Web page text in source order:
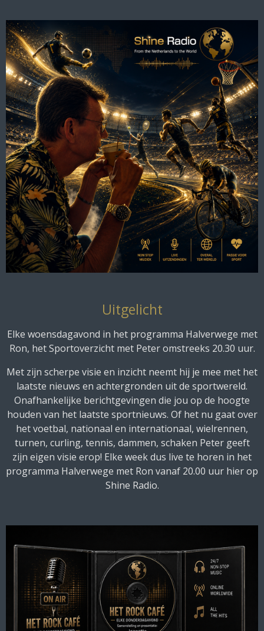
Uitgelicht
Elke woensdagavond in het programma Halverwege met
Ron, het Sportoverzicht met Peter omstreeks 20.30 uur.
Met zijn scherpe visie en inzicht neemt hij je mee met het
laatste nieuws en achtergronden uit de sportwereld.
Onafhankelijke berichtgevingen die jou op de hoogte
houden van het laatste sportnieuws. Of het nu gaat over
het voetbal, nationaal en internationaal, wielrennen,
turnen, curling, tennis, dammen, schaken Peter geeft
zijn eigen visie erop! Elke week dus live te horen in het
programma Halverwege met Ron vanaf 20.00 uur hier op
Shine Radio.